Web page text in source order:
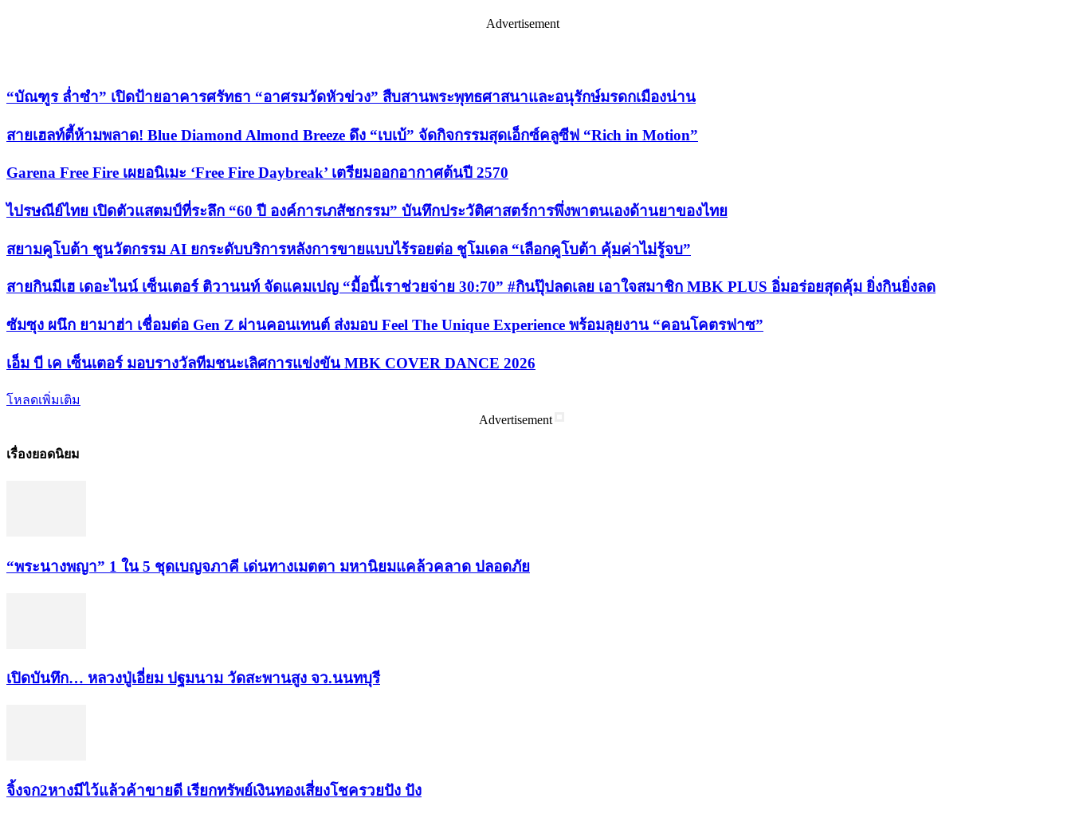
Advertisement
“บัณฑูร ล่ำซำ” เปิดป้ายอาคารศรัทธา “อาศรมวัดหัวข่วง” สืบสานพระพุทธศาสนาและอนุรักษ์มรดกเมืองน่าน
สายเฮลท์ตี้ห้ามพลาด! Blue Diamond Almond Breeze ดึง “เบเบ้” จัดกิจกรรมสุดเอ็กซ์คลูซีฟ “Rich in Motion”
Garena Free Fire เผยอนิเมะ ‘Free Fire Daybreak’ เตรียมออกอากาศต้นปี 2570
ไปรษณีย์ไทย เปิดตัวแสตมป์ที่ระลึก “60 ปี องค์การเภสัชกรรม” บันทึกประวัติศาสตร์การพึ่งพาตนเองด้านยาของไทย
สยามคูโบต้า ชูนวัตกรรม AI ยกระดับบริการหลังการขายแบบไร้รอยต่อ ชูโมเดล “เลือกคูโบต้า คุ้มค่าไม่รู้จบ”
สายกินมีเฮ เดอะไนน์ เซ็นเตอร์ ติวานนท์ จัดแคมเปญ “มื้อนี้เราช่วยจ่าย 30:70” #กินปุ๊ปลดเลย เอาใจสมาชิก MBK PLUS อิ่มอร่อยสุดคุ้ม ยิ่งกินยิ่งลด
ซัมซุง ผนึก ยามาฮ่า เชื่อมต่อ Gen Z ผ่านคอนเทนต์ ส่งมอบ Feel The Unique Experience พร้อมลุยงาน “คอนโคตรฟาซ”
เอ็ม บี เค เซ็นเตอร์ มอบรางวัลทีมชนะเลิศการแข่งขัน MBK COVER DANCE 2026
โหลดเพิ่มเติม
Advertisement
เรื่องยอดนิยม
“พระ​นาง​พญา” 1 ใน 5​ ชุดเบญจ​ภาคี​ เด่นทางเมตตา​ มหา​นิยม​แคล้วคลาด​ ปลอดภัย​
เปิดบันทึก… หลวงปู่เอี่ยม ​ปฐม​นาม​ วัดสะพานสูง​ จว.นนทบุรี
จิ้งจก​2​หาง​มีไว้แล้ว​ค้าขาย​ดี​ เรียก​ทรัพย์เงินทอง​เสี่ยงโชค​รวยปัง​ ปัง​